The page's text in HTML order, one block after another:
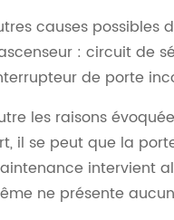
causes possibles
: circuit de
de porte
les raisons
il se peut que la
intervient
ne présente